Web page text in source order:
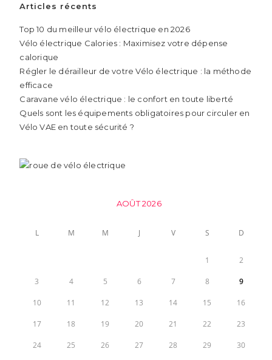
Articles récents
Top 10 du meilleur vélo électrique en 2026
Vélo électrique Calories : Maximisez votre dépense
calorique
Régler le dérailleur de votre Vélo électrique : la méthode
efficace
Caravane vélo électrique : le confort en toute liberté
Quels sont les équipements obligatoires pour circuler en
Vélo VAE en toute sécurité ?
AOÛT 2026
L M M J V S D
1 2
3 4 5 6 7 8 9
10 11 12 13 14 15 16
17 18 19 20 21 22 23
24 25 26 27 28 29 30